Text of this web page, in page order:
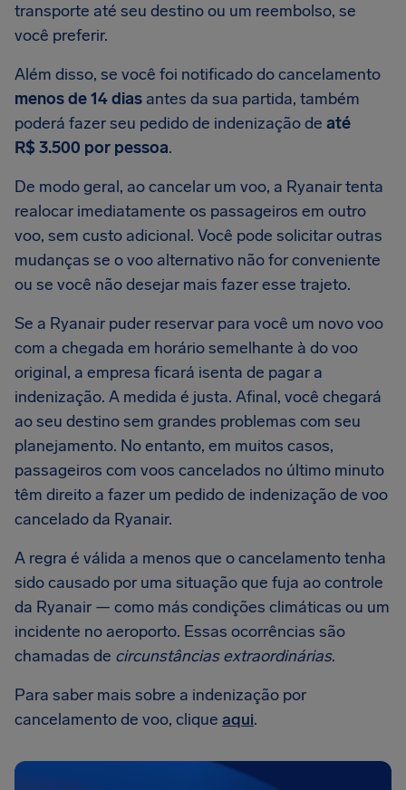
transporte até seu destino ou um reembolso, se
você preferir.
Além disso, se você foi notificado do cancelamento
menos de 14 dias antes da sua partida, também
poderá fazer seu pedido de indenização de até
R$ 3.500 por pessoa.
De modo geral, ao cancelar um voo, a Ryanair tenta
realocar imediatamente os passageiros em outro
voo, sem custo adicional. Você pode solicitar outras
mudanças se o voo alternativo não for conveniente
ou se você não desejar mais fazer esse trajeto.
Se a Ryanair puder reservar para você um novo voo
com a chegada em horário semelhante à do voo
original, a empresa ficará isenta de pagar a
indenização. A medida é justa. Afinal, você chegará
ao seu destino sem grandes problemas com seu
planejamento. No entanto, em muitos casos,
passageiros com voos cancelados no último minuto
têm direito a fazer um pedido de indenização de voo
cancelado da Ryanair.
A regra é válida a menos que o cancelamento tenha
sido causado por uma situação que fuja ao controle
da Ryanair — como más condições climáticas ou um
incidente no aeroporto. Essas ocorrências são
chamadas de circunstâncias extraordinárias.
Para saber mais sobre a indenização por
cancelamento de voo, clique aqui.